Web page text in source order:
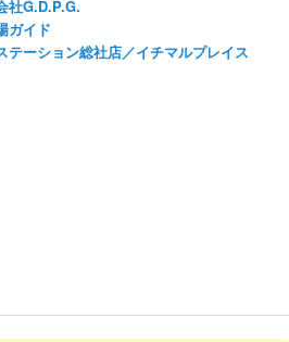
社G.D.P.G.
ガイド
テーション総社店／イチマルプレイス